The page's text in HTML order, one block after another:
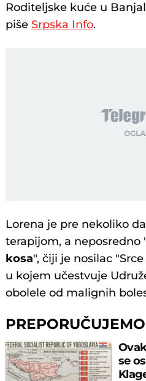
Roditeljske kuće u
piše Srpska Info.
Lorena je pre nekoliko
terapijom, a neposredno
kosa", čiji je nosilac
u kojem učestvuje
obolele od malignih
PREPORUČUJEMO
se